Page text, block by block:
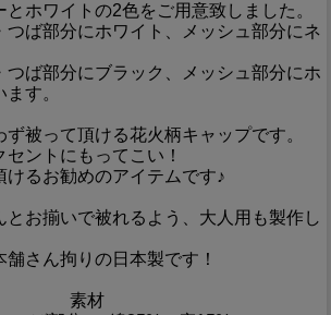
ホワイトの2色をご用意致しました。
つば部分にホワイト、メッシュ部分にネ
つば部分にブラック、メッシュ部分にホ
す。
被って頂ける花火柄キャップです。
ントにもってこい！
けるお勧めのアイテムです♪
とお揃いで被れるよう、大人用も製作し
さん拘りの日本製です！
素材